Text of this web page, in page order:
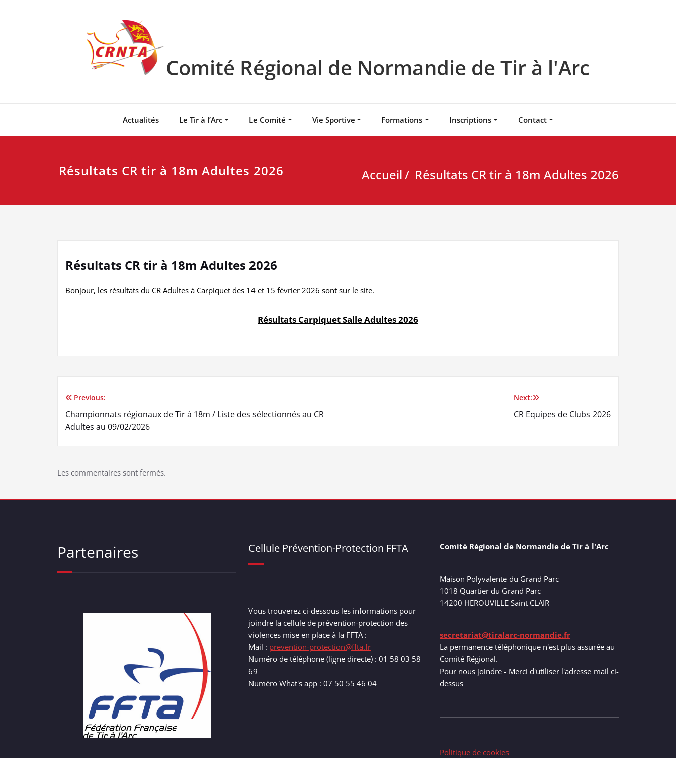
Comité Régional de Normandie de Tir à l'Arc
Actualités Le Tir à l’Arc Le Comité Vie Sportive Formations Inscriptions Contact
Résultats CR tir à 18m Adultes 2026 Accueil Résultats CR tir à 18m Adultes 2026
Résultats CR tir à 18m Adultes 2026
Bonjour, les résultats du CR Adultes à Carpiquet des 14 et 15 février 2026 sont sur le site.
Résultats Carpiquet Salle Adultes 2026
Navigation
de
Previous:
Championnats régionaux de Tir à 18m / Liste des sélectionnés au CR
Adultes au 09/02/2026
Next:
CR Equipes de Clubs 2026
Les commentaires sont fermés.
Partenaires Cellule Prévention-Protection FFTA
Vous trouverez ci-dessous les informations pour
joindre la cellule de prévention-protection des
violences mise en place à la FFTA :
Mail : prevention-protection@ffta.fr
Numéro de téléphone (ligne directe) : 01 58 03 58
69
Numéro What's app : 07 50 55 46 04
Comité Régional de Normandie de Tir à l'Arc
Maison Polyvalente du Grand Parc
1018 Quartier du Grand Parc
14200 HEROUVILLE Saint CLAIR
secretariat@tiralarc-normandie.fr
La permanence téléphonique n'est plus assurée au
Comité Régional.
Pour nous joindre - Merci d'utiliser l'adresse mail ci-
dessus
Politique de cookies